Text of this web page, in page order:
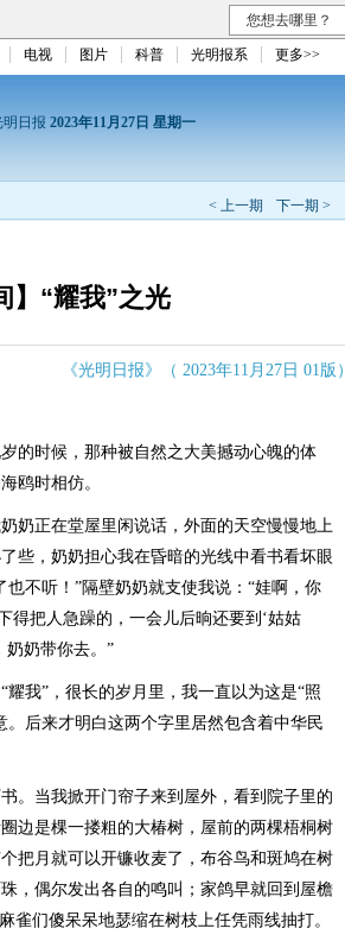
您想去哪里？
电视 图片 科普 光明报系 更多>>
明日报 2023年11月27日 星期一
< 上一期 下一期 >
】“耀我”之光
《光明日报》（ 2023年11月27日 01版）
时候，那种被自然之大美撼动心魄的体
鸥时相仿。
正在堂屋里闲说话，外面的天空慢慢地上
些，奶奶担心我在昏暗的光线中看书看坏眼
不听！”隔壁奶奶就支使我说：“娃啊，你
得把人急躁的，一会儿后晌还要到‘姑姑
奶奶带你去。”
我”，很长的岁月里，我一直以为这是“照
后来才明白这两个字里居然包含着中华民
当我掀开门帘子来到屋外，看到院子里的
边是棵一搂粗的大椿树，屋前的两棵梧桐树
把月就可以开镰收麦了，布谷鸟和斑鸠在树
，偶尔发出各自的鸣叫；家鸽早就回到屋檐
雀们傻呆呆地瑟缩在树枝上任凭雨线抽打。